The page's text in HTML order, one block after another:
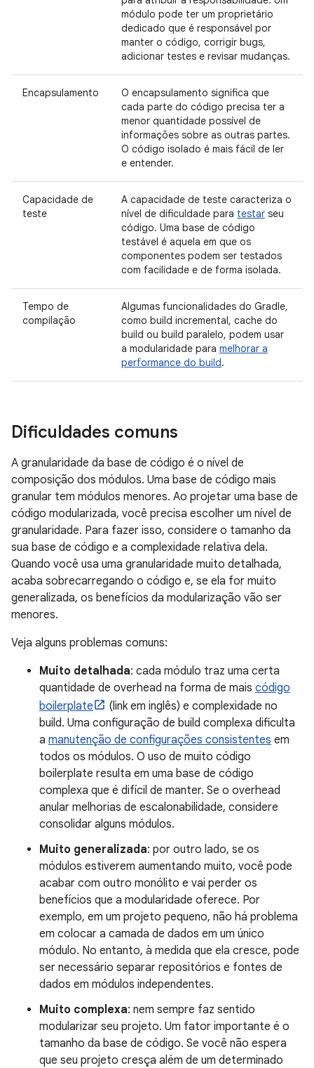
módulo pode ter um proprietário
dedicado que é responsável por
manter o código, corrigir bugs,
adicionar testes e revisar mudanças.
Encapsulamento
O encapsulamento significa que
cada parte do código precisa ter a
menor quantidade possível de
informações sobre as outras partes.
O código isolado é mais fácil de ler
e entender.
Capacidade de
teste
A capacidade de teste caracteriza o
nível de dificuldade para testar seu
código. Uma base de código
testável é aquela em que os
componentes podem ser testados
com facilidade e de forma isolada.
Tempo de
compilação
Algumas funcionalidades do Gradle,
como build incremental, cache do
build ou build paralelo, podem usar
a modularidade para melhorar a
performance do build.
Dificuldades comuns
A granularidade da base de código é o nível de
composição dos módulos. Uma base de código mais
granular tem módulos menores. Ao projetar uma base de
código modularizada, você precisa escolher um nível de
granularidade. Para fazer isso, considere o tamanho da
sua base de código e a complexidade relativa dela.
Quando você usa uma granularidade muito detalhada,
acaba sobrecarregando o código e, se ela for muito
generalizada, os benefícios da modularização vão ser
menores.
Veja alguns problemas comuns:
Muito detalhada: cada módulo traz uma certa
quantidade de overhead na forma de mais código
boilerplate
(link em inglês) e complexidade no
build. Uma configuração de build complexa dificulta
a manutenção de configurações consistentes em
todos os módulos. O uso de muito código
boilerplate resulta em uma base de código
complexa que é difícil de manter. Se o overhead
anular melhorias de escalonabilidade, considere
consolidar alguns módulos.
Muito generalizada: por outro lado, se os
módulos estiverem aumentando muito, você pode
acabar com outro monólito e vai perder os
benefícios que a modularidade oferece. Por
exemplo, em um projeto pequeno, não há problema
em colocar a camada de dados em um único
módulo. No entanto, à medida que ela cresce, pode
ser necessário separar repositórios e fontes de
dados em módulos independentes.
Muito complexa: nem sempre faz sentido
modularizar seu projeto. Um fator importante é o
tamanho da base de código. Se você não espera
que seu projeto cresça além de um determinado